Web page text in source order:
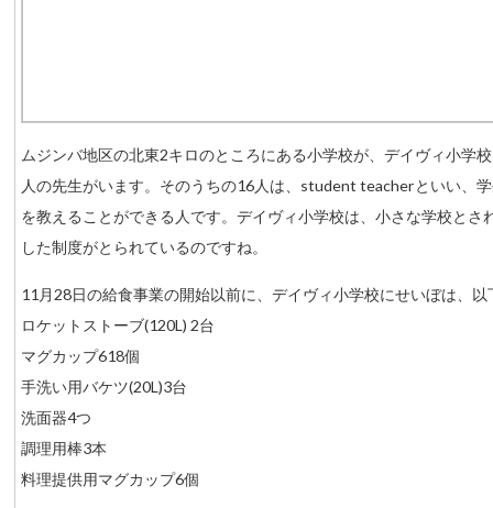
ムジンバ地区の北東2キロのところにある小学校が、デイヴィ小学
人の先生がいます。そのうちの16人は、student teacherといい、
を教えることができる人です。デイヴィ小学校は、小さな学校とさ
した制度がとられているのですね。
11月28日の給食事業の開始以前に、デイヴィ小学校にせいぼは、
ロケットストーブ(120L) 2台
マグカップ618個
手洗い用バケツ(20L)3台
洗面器4つ
調理用棒3本
料理提供用マグカップ6個